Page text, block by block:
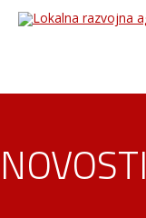
NOVOSTI